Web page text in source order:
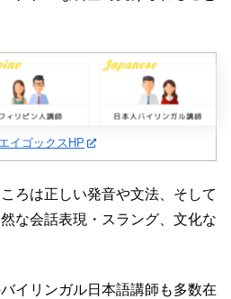
イゴックスHP
ろは正しい発音や文法、そして
な会話表現・スラング、文化な
イリンガル日本語講師も多数在